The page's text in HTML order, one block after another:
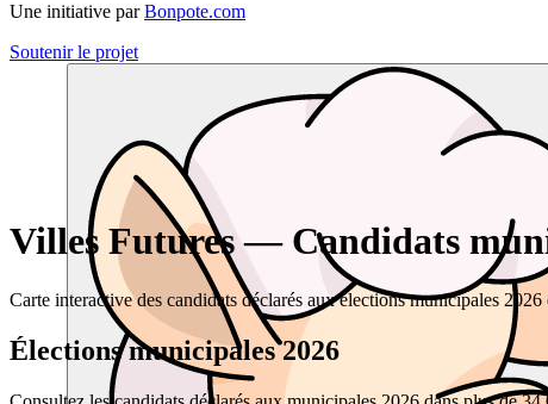
Une initiative par Bonpote.com
Soutenir le projet
Villes Futures — Candidats
Carte interactive des candidats déclarés aux élections municipales
Élections municipales 2026